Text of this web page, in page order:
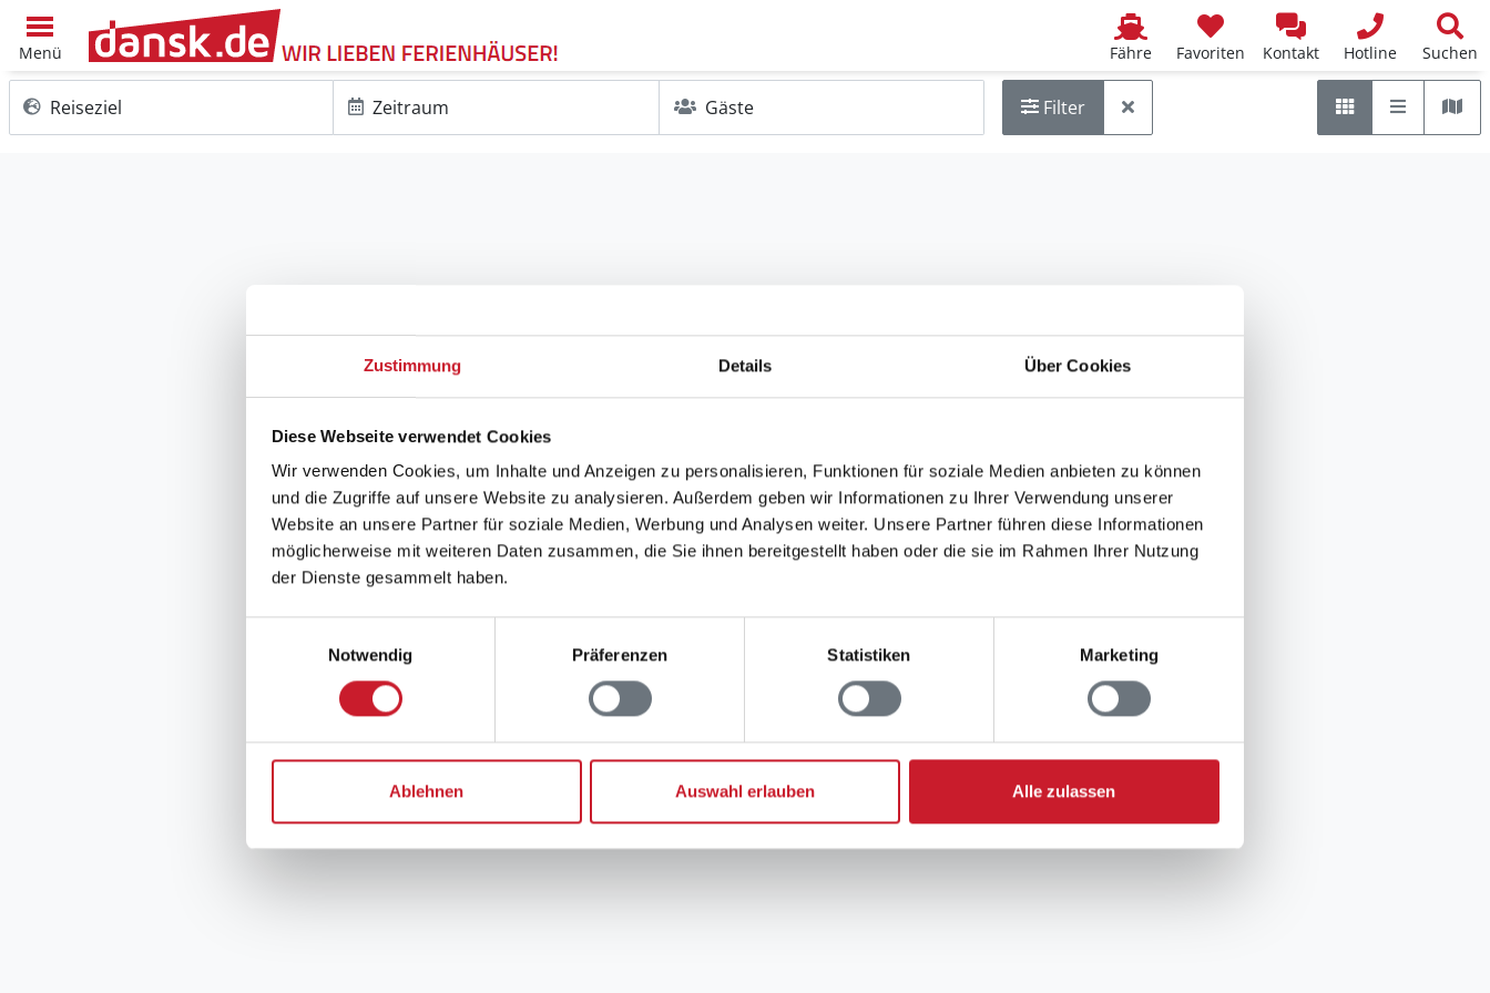
Zustimmung Details Über Cookies
Diese Webseite verwendet Cookies
Wir verwenden Cookies, um Inhalte und Anzeigen zu personalisieren, Funktionen für soziale Medien anbieten zu können
und die Zugriffe auf unsere Website zu analysieren. Außerdem geben wir Informationen zu Ihrer Verwendung unserer
Website an unsere Partner für soziale Medien, Werbung und Analysen weiter. Unsere Partner führen diese Informationen
möglicherweise mit weiteren Daten zusammen, die Sie ihnen bereitgestellt haben oder die sie im Rahmen Ihrer Nutzung
der Dienste gesammelt haben.
Notwendig
Präferenzen Statistiken Marketing
Ablehnen Auswahl erlauben Alle zulassen
Fähre Favoriten Kontakt Hotline Suchen
Menü
Reiseziel Zeitraum Gäste Filter RasterListe